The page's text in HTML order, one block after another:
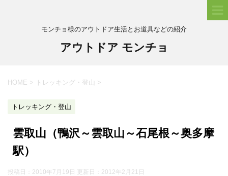
モンチョ様のアウトドア生活とお道具などの紹介
アウトドア モンチョ
HOME > トレッキング・登山 >
トレッキング・登山
雲取山（鴨沢～雲取山～石尾根～奥多摩
駅）
投稿日：2010年7月19日 更新日： 2012年2月21日